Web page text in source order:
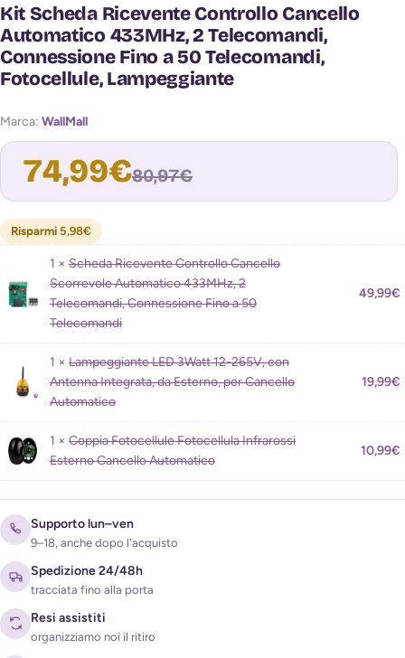
Kit Scheda Ricevente Controllo Cancello
Automatico 433MHz, 2 Telecomandi,
Connessione Fino a 50 Telecomandi,
Fotocellule, Lampeggiante
Marca: WallMall
80,97€
74,99€
Risparmi 5,98€
Avvisami quando torna disponibile
Acconsento al trattamento dei miei dati per ricevere
l'avviso di disponibilità (Privacy Policy
1 × Scheda Ricevente Controllo Cancello
Scorrevole Automatico 433MHz, 2
Telecomandi, Connessione Fino a 50
Telecomandi
49,99€
1 × Lampeggiante LED 3Watt 12-265V, con
Antenna Integrata, da Esterno, per Cancello
Automatico
19,99€
1 × Coppia Fotocellule Fotocellula Infrarossi
Esterno Cancello Automatico
10,99€
Supporto lun–ven
9–18, anche dopo l'acquisto
Spedizione 24/48h
tracciata fino alla porta
Resi assistiti
organizziamo noi il ritiro